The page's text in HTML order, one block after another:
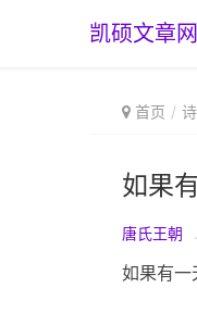
凯硕文章网
首页
如果
唐氏王朝
如果有一